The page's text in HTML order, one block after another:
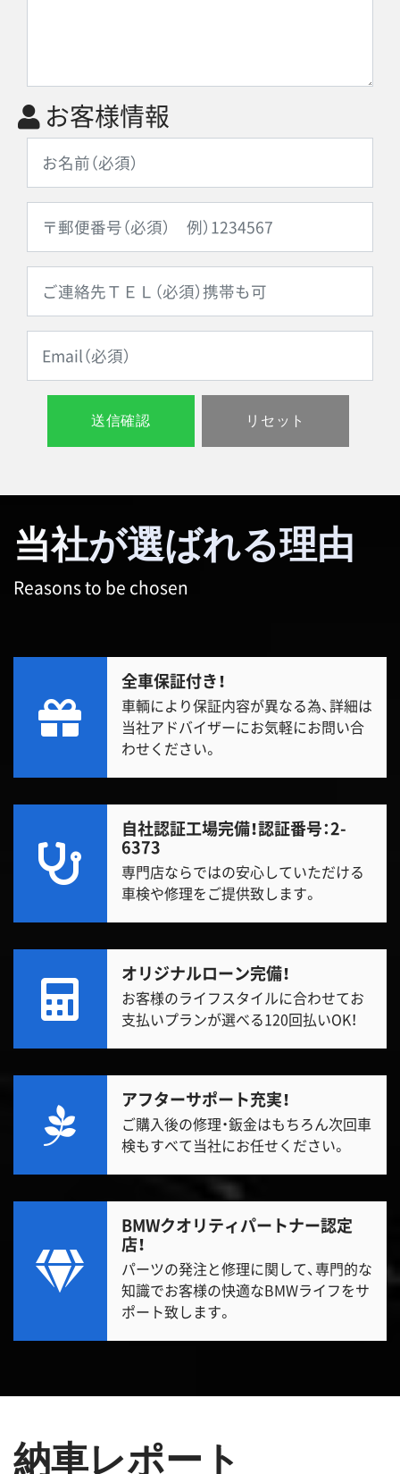
お客様情報
当社が選ばれる理由
Reasons to be chosen
全車保証付き！
車輌により保証内容が異なる為、詳細は
当社アドバイザーにお気軽にお問い合
わせください。
自社認証工場完備！認証番号：2-
6373
専門店ならではの安心していただける
車検や修理をご提供致します。
オリジナルローン完備！
お客様のライフスタイルに合わせてお
支払いプランが選べる120回払いOK！
アフターサポート充実！
ご購入後の修理・鈑金はもちろん次回車
検もすべて当社にお任せください。
BMWクオリティパートナー認定
店！
パーツの発注と修理に関して、専門的な
知識でお客様の快適なBMWライフをサ
ポート致します。
納車レポート